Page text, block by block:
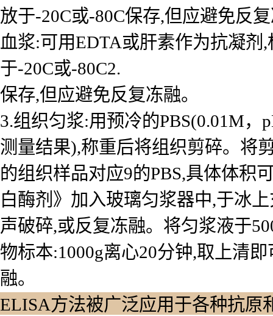
放于-20C或-80C保存,但应避免反
血浆:可用EDTA或肝素作为抗凝剂
于-20C或-80C2.
保存,但应避免反复冻融。
3.组织匀浆:用预冷的PBS(0.01M
测量结果),称重后将组织剪碎。将
的组织样品对应9的PBS,具体体积
白酶剂》加入玻璃匀浆器中,于冰
声破碎,或反复冻融。将匀浆液于
物标本:1000g离心20分钟,取上清
融。
ELISA方法被广泛应用于各种抗原